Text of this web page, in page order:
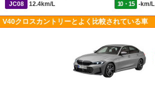
JC08
12.4km/L 10・15 -km/L
V40クロスカントリーとよく比較されている車